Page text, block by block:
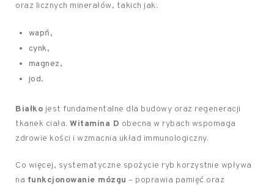
oraz licznych minerałów, takich jak:
wapń,
cynk,
magnez,
jod.
Białko jest fundamentalne dla budowy oraz regeneracji
tkanek ciała. Witamina D obecna w rybach wspomaga
zdrowie kości i wzmacnia układ immunologiczny.
Co więcej, systematyczne spożycie ryb korzystnie wpływa
na funkcjonowanie mózgu – poprawia pamięć oraz